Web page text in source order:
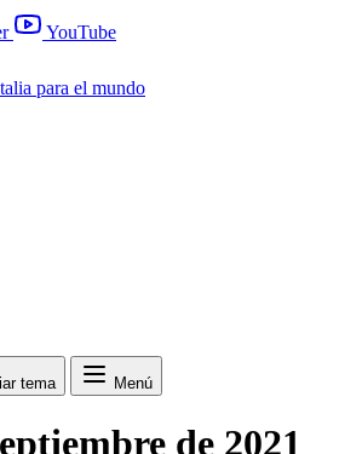
YouTube
para el mundo
tema Menú
de 2021